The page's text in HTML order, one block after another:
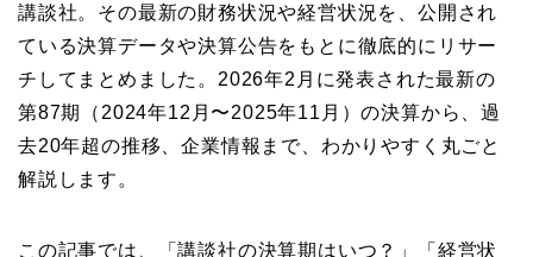
講談社。その最新の財務状況や経営状況を、公開され
ている決算データや決算公告をもとに徹底的にリサー
チしてまとめました。2026年2月に発表された最新の
第87期（2024年12月〜2025年11月）の決算から、過
去20年超の推移、企業情報まで、わかりやすく丸ごと
解説します。
この記事では、「講談社の決算期はいつ？」「経営状